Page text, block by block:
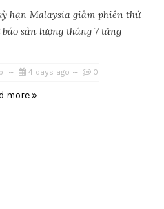
hạn Malaysia giảm phiên thứ
sản lượng tháng 7 tăng
4 days ago 0
more »